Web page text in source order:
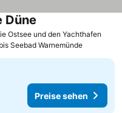
Ostsee und den Yachthafen
Düne
Seebad Warnemünde
Preise sehen